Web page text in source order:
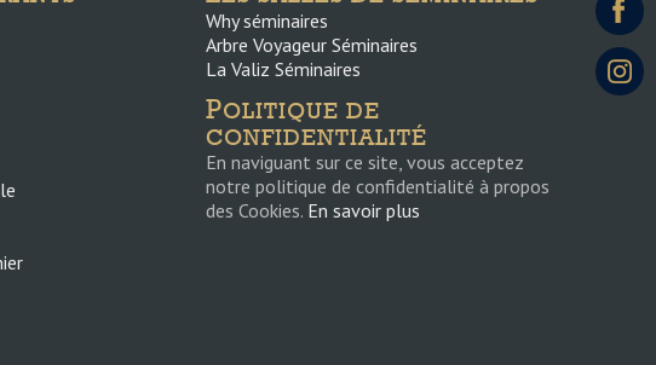
Why séminaires
Arbre Voyageur Séminaires
La Valiz Séminaires
POLITIQUE DE
CONFIDENTIALITÉ
En naviguant sur ce site, vous acceptez
notre politique de confidentialité à propos
des Cookies. En savoir plus